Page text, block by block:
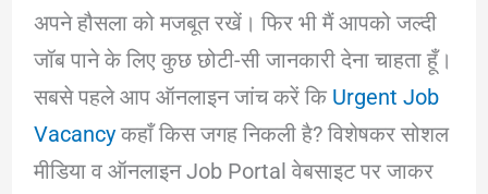
अपने हौसला को मजबूत रखें। फिर भी मैं आपको जल्दी
जॉब पाने के लिए कुछ छोटी-सी जानकारी देना चाहता हूँ।
सबसे पहले आप ऑनलाइन जांच करें कि Urgent Job
Vacancyकहाँ किस जगह निकली है? विशेषकर सोशल
मीडिया व ऑनलाइन Job Portal वेबसाइट पर जाकर